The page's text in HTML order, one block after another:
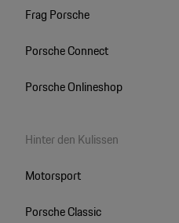
Frag Porsche
Porsche Connect
Porsche Onlineshop
Hinter den Kulissen
Motorsport
Porsche Classic